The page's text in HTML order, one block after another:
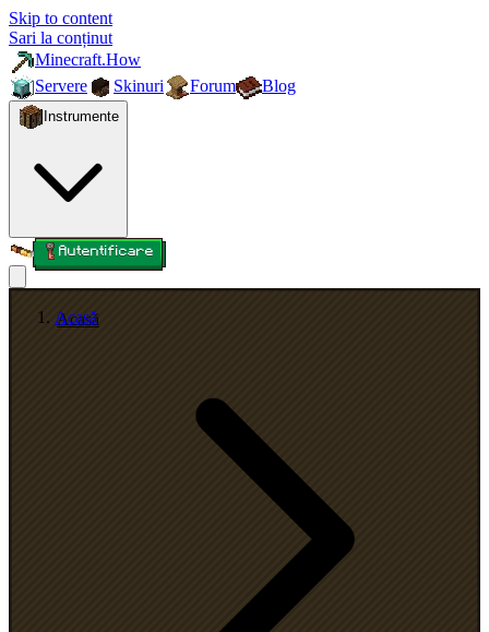
Skip to content
Sari la conținut
Minecraft.How
Servere
Skinuri Forum Blog
Instrumente
Autentificare
Acasă